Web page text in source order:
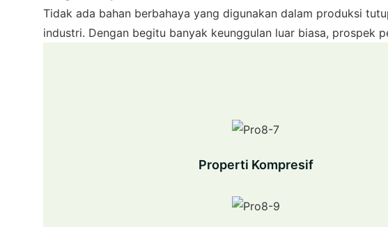
Tidak ada bahan berbahaya yang digunakan dalam produksi
industri. Dengan begitu banyak keunggulan luar biasa, prospek
Properti Kompresif